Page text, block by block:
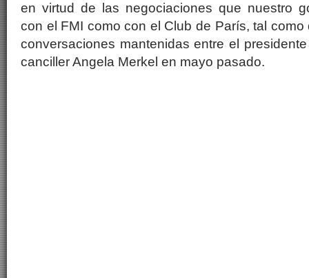
en virtud de las negociaciones que nuestro
con el FMI como con el Club de París, tal
conversaciones mantenidas entre el
canciller Angela Merkel en mayo pasado.